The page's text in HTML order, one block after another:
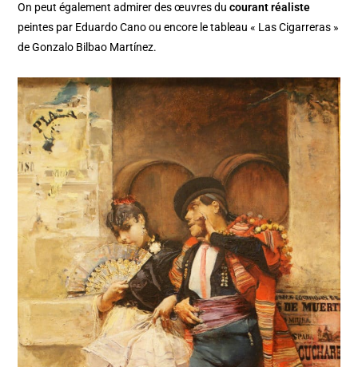
On peut également admirer des œuvres ducourant réaliste
peintes par Eduardo Cano ou encore le tableau « Las Cigarreras »
de Gonzalo Bilbao Martínez.